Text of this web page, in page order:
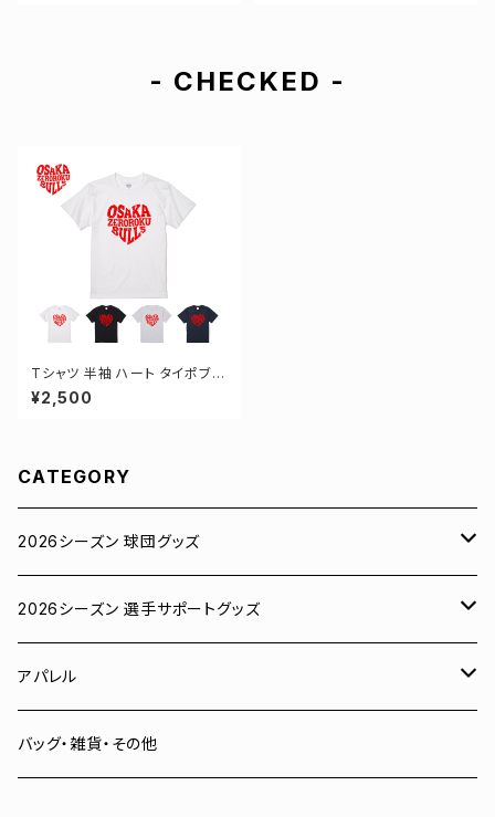
- CHECKED -
Tシャツ 半袖 ハート タイポブラ
フィー 4カラー ゼロクロ ゼロロ
ククロージング S-XXXLサイズ
¥2,500
CATEGORY
2026シーズン 球団グッズ
ユニフォーム
Tシャツ
スウェット
2026シーズン 選手サポートグッズ
# 00 蓮
# 0 岡田竜汰
アパレル
スウェット・パーカー
バッグ・雑貨・その他